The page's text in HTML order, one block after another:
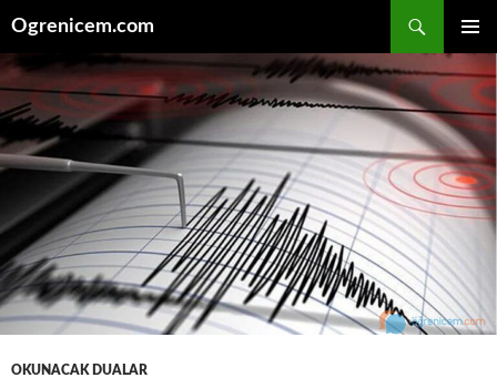
Ogrenicem.com
MENÜ
OKUNACAK DUALAR